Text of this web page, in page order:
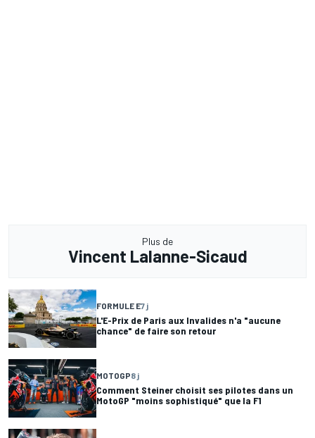
Plus de
Vincent Lalanne-Sicaud
FORMULE E7 j
L'E-Prix de Paris aux Invalides n'a "aucune
chance" de faire son retour
MOTOGP8 j
Comment Steiner choisit ses pilotes dans un
MotoGP "moins sophistiqué" que la F1